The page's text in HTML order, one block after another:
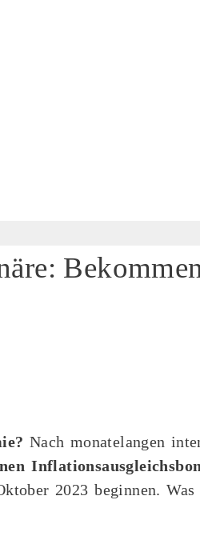
Nach monatelangen
2023 beginnen. Was